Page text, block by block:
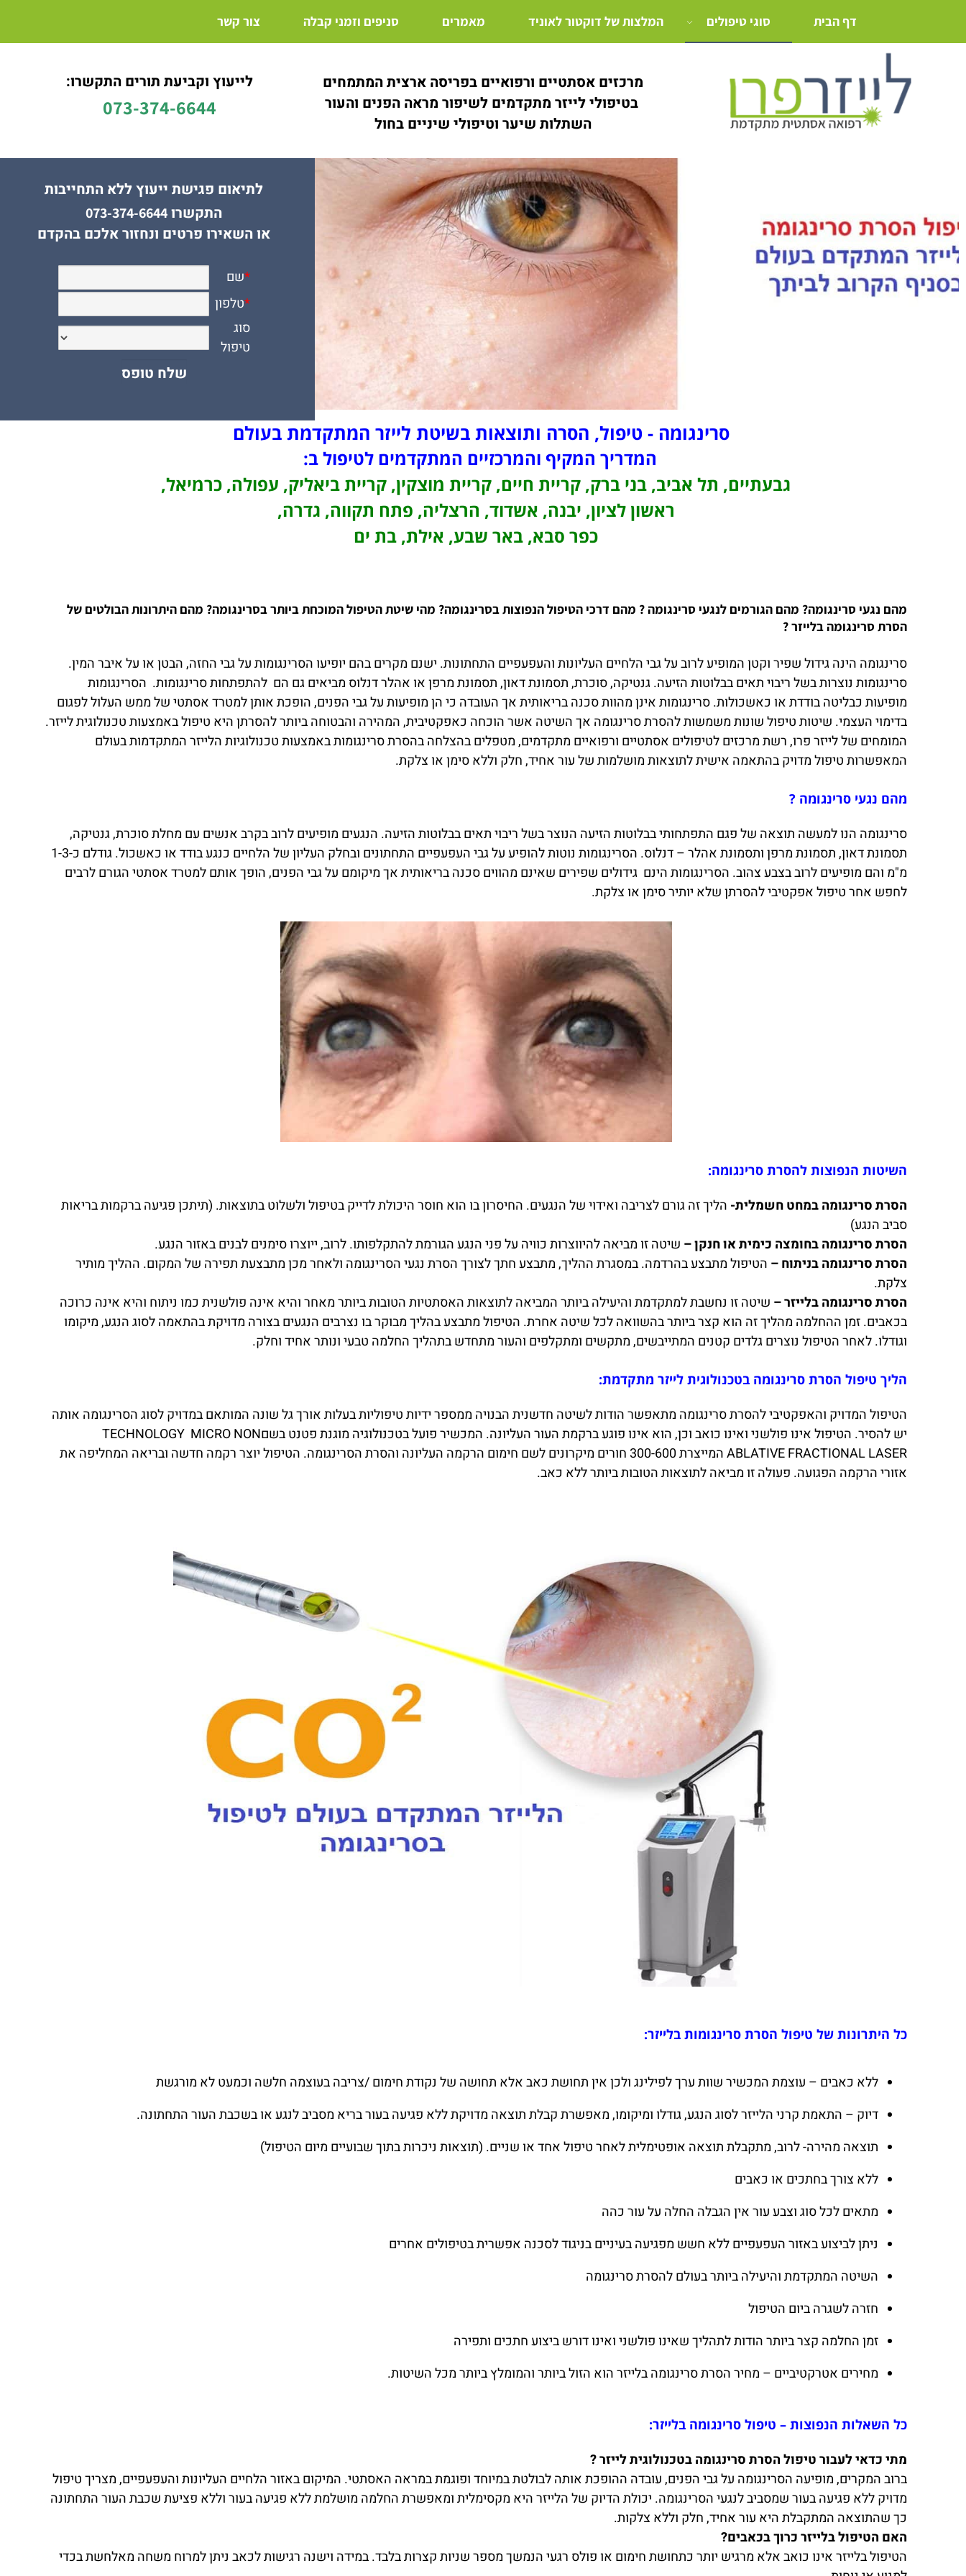
מרכזים אסתטיים ורפואיים בפריסה ארצית המתמחים
בטיפולי לייזר מתקדמים לשיפור מראה הפנים והעור
השתלות שיער וטיפולי שיניים בחול
לייעוץ וקביעת תורים התקשרו:
073-374-6644
דף הבית סוגי טיפולים המלצות של דוקטור לאוניד מאמרים סניפים וזמני קבלה צור קשר
לתיאום פגישת ייעוץ ללא התחייבות
התקשרו073-374-6644
או השאירו פרטים ונחזור אלכם בהקדם
סרינגומה - טיפול, הסרה ותוצאות בשיטת לייזר המתקדמת בעולם
המדריך המקיף והמרכזיים המתקדמים לטיפול ב:
גבעתיים, תל אביב, בני ברק, קריית חיים, קריית מוצקין, קריית ביאליק, עפולה, כרמיאל,
ראשון לציון, יבנה, אשדוד, הרצליה, פתח תקווה, גדרה,
כפר סבא, באר שבע, אילת, בת ים
מהם נגעי סרינגומה? מהם הגורמים לנגעי סרינגומה ? מהם דרכי הטיפול הנפוצות בסרינגומה? מהי שיטת הטיפול המוכחת ביותר בסרינגומה? מהם היתרונות הבולטים של
הסרת סרינגומה בלייזר ?
סרינגומה הינה גידול שפיר וקטן המופיע לרוב על גבי הלחיים העליונות והעפעפיים התחתונות. ישנם מקרים בהם יופיעו הסרינגומות על גבי החזה, הבטן או על איבר המין.
סרינגומות נוצרות בשל ריבוי תאים בבלוטות הזיעה. גנטיקה, סוכרת, תסמונת דאון, תסמונת מרפן או אהלר דנלוס מביאים גם הם להתפתחות סרינגומות. הסרינגומות
מופיעות כבליטה בודדת או כאשכולות. סרינגומות אינן מהוות סכנה בריאותית אך העובדה כי הן מופיעות על גבי הפנים, הופכת אותן למטרד אסתטי של ממש העלול לפגום
בדימוי העצמי. שיטות טיפול שונות משמשות להסרת סרינגומה אך השיטה אשר הוכחה כאפקטיבית, המהירה והבטוחה ביותר להסרתן היא טיפול באמצעות טכנולוגית לייזר.
המומחים של לייזר פרו, רשת מרכזים לטיפולים אסתטיים ורפואיים מתקדמים, מטפלים בהצלחה בהסרת סרינגומות באמצעות טכנולוגיות הלייזר המתקדמות בעולם
המאפשרות טיפול מדויק בהתאמה אישית לתוצאות מושלמות של עור אחיד, חלק וללא סימן או צלקת.
מהם נגעי סרינגומה ?
סרינגומה הנו למעשה תוצאה של פגם התפתחותי בבלוטות הזיעה הנוצר בשל ריבוי תאים בבלוטות הזיעה. הנגעים מופיעים לרוב בקרב אנשים עם מחלת סוכרת, גנטיקה,
תסמונת דאון, תסמונת מרפן ותסמונת אהלר – דנלוס. הסרינגומות נוטות להופיע על גבי העפעפיים התחתונים ובחלק העליון של הלחיים כנגע בודד או כאשכול. גודלם כ-1-3
מ"מ והם מופיעים לרוב בצבע צהוב. הסרינגומות הינם גידולים שפירים שאינם מהווים סכנה בריאותית אך מיקומם על גבי הפנים, הופך אותם למטרד אסתטי הגורם לרבים
לחפש אחר טיפול אפקטיבי להסרתן שלא יותיר סימן או צלקת.
השיטות הנפוצות להסרת סרינגומה:
הסרת סרינגומה במחט חשמלית- הליך זה גורם לצריבה ואידוי של הנגעים. החיסרון בו הוא חוסר היכולת לדייק בטיפול ולשלוט בתוצאות. (תיתכן פגיעה ברקמות בריאות
סביב הנגע)
הסרת סרינגומה בחומצה כימית או חנקן – שיטה זו מביאה להיווצרות כוויה על פני הנגע הגורמת להתקלפותו. לרוב, ייוצרו סימנים לבנים באזור הנגע.
הסרת סרינגומה בניתוח – הטיפול מתבצע בהרדמה. במסגרת ההליך, מתבצע חתך לצורך הסרת נגעי הסרינגומה ולאחר מכן מתבצעת תפירה של המקום. ההליך מותיר
צלקת.
הסרת סרינגומה בלייזר – שיטה זו נחשבת למתקדמת והיעילה ביותר המביאה לתוצאות האסתטיות הטובות ביותר מאחר והיא אינה פולשנית כמו ניתוח והיא אינה כרוכה
בכאבים. זמן ההחלמה מהליך זה הוא קצר ביותר בהשוואה לכל שיטה אחרת. הטיפול מתבצע בהליך מבוקר בו נצרבים הנגעים בצורה מדויקת בהתאמה לסוג הנגע, מיקומו
וגודלו. לאחר הטיפול נוצרים גלדים קטנים המתייבשים, מתקשים ומתקלפים והעור מתחדש בתהליך החלמה טבעי ונותר אחיד וחלק.
הליך טיפול הסרת סרינגומה בטכנולוגית לייזר מתקדמת:
הטיפול המדויק והאפקטיבי להסרת סרינגומה מתאפשר הודות לשיטה חדשנית הבנויה ממספר ידיות טיפוליות בעלות אורך גל שונה המותאם במדויק לסוג הסרינגומה אותה
יש להסיר. הטיפול אינו פולשני ואינו כואב וכן, הוא אינו פוגע ברקמת העור העליונה. המכשיר פועל בטכנולוגיה מוגנת פטנט בשםTECHNOLOGY MICRO NON
ABLATIVE FRACTIONAL LASER המייצרת 300-600 חורים מיקרונים לשם חימום הרקמה העליונה והסרת הסרינגומה. הטיפול יוצר רקמה חדשה ובריאה המחליפה את
אזורי הרקמה הפגועה. פעולה זו מביאה לתוצאות הטובות ביותר ללא כאב.
כל היתרונות של טיפול הסרת סרינגומות בלייזר:
ללא כאבים – עוצמת המכשיר שוות ערך לפילינג ולכן אין תחושת כאב אלא תחושה של נקודת חימום /צריבה בעוצמה חלשה וכמעט לא מורגשת
דיוק – התאמת קרני הלייזר לסוג הנגע, גודלו ומיקומו, מאפשרת קבלת תוצאה מדויקת ללא פגיעה בעור בריא מסביב לנגע או בשכבת העור התחתונה.
תוצאה מהירה- לרוב, מתקבלת תוצאה אופטימלית לאחר טיפול אחד או שניים. (תוצאות ניכרות בתוך שבועיים מיום הטיפול)
ללא צורך בחתכים או כאבים
מתאים לכל סוג וצבע עור אין הגבלה החלה על עור כהה
ניתן לביצוע באזור העפעפיים ללא חשש מפגיעה בעיניים בניגוד לסכנה אפשרית בטיפולים אחרים
השיטה המתקדמת והיעילה ביותר בעולם להסרת סרינגומה
חזרה לשגרה ביום הטיפול
זמן החלמה קצר ביותר הודות לתהליך שאינו פולשני ואינו דורש ביצוע חתכים ותפירה
מחירים אטרקטיביים – מחיר הסרת סרינגומה בלייזר הוא הזול ביותר והמומלץ ביותר מכל השיטות.
כל השאלות הנפוצות – טיפול סרינגומה בלייזר:
מתי כדאי לעבור טיפול הסרת סרינגומה בטכנולוגית לייזר ?
ברוב המקרים, מופיעה הסרינגומה על גבי הפנים, עובדה ההופכת אותה לבולטת במיוחד ופוגמת במראה האסתטי. המיקום באזור הלחיים העליונות והעפעפיים, מצריך טיפול
מדויק ללא פגיעה בעור שמסביב לנגעי הסרינגומה. יכולת הדיוק של הלייזר היא מקסימלית ומאפשרת החלמה מושלמת ללא פגיעה בעור וללא פציעת שכבת העור התחתונה
כך שהתוצאה המתקבלת היא עור אחיד, חלק וללא צלקות.
האם הטיפול בלייזר כרוך בכאבים?
הטיפול בלייזר אינו כואב אלא מרגיש יותר כתחושת חימום או פולס רגעי הנמשך מספר שניות קצרות בלבד. במידה וישנה רגישות לכאב ניתן למרוח משחה מאלחשת בכדי